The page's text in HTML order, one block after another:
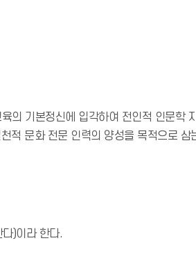
의 기본정신에 입각하여 전인적 인문
적 문화 전문 인력의 양성을 목적으로 삼
)이라 한다.